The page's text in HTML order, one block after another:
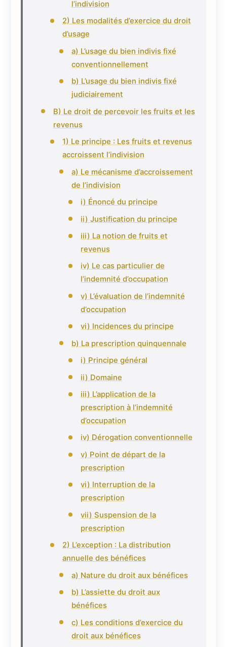
l’indivision
2) Les modalités d’exercice du droit
d’usage
a) L’usage du bien indivis fixé
conventionnellement
b) L’usage du bien indivis fixé
judiciairement
B) Le droit de percevoir les fruits et les
revenus
1) Le principe : Les fruits et revenus
accroissent l’indivision
a) Le mécanisme d’accroissement
de l’indivision
i) Énoncé du principe
ii) Justification du principe
iii) La notion de fruits et
revenus
iv) Le cas particulier de
l’indemnité d’occupation
v) L’évaluation de l’indemnité
d’occupation
vi) Incidences du principe
b) La prescription quinquennale
i) Principe général
ii) Domaine
iii) L’application de la
prescription à l’indemnité
d’occupation
iv) Dérogation conventionnelle
v) Point de départ de la
prescription
vi) Interruption de la
prescription
vii) Suspension de la
prescription
2) L’exception : La distribution
annuelle des bénéfices
a) Nature du droit aux bénéfices
b) L’assiette du droit aux
bénéfices
c) Les conditions d’exercice du
droit aux bénéfices